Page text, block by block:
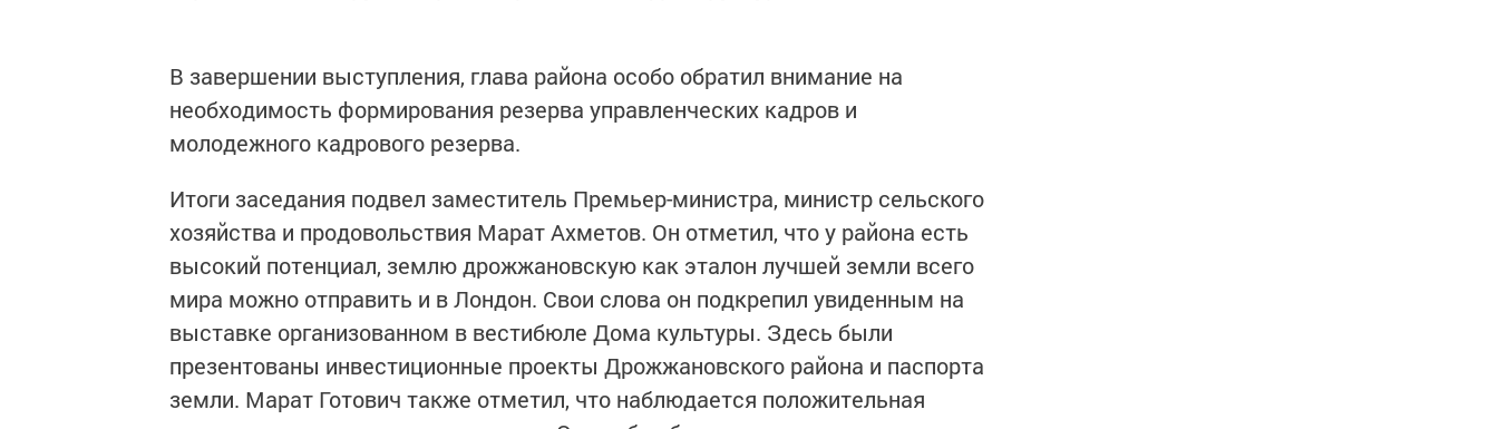
В завершении выступления, глава района особо обратил внимание на
необходимость формирования резерва управленческих кадров и
молодежного кадрового резерва.
Итоги заседания подвел заместитель Премьер-министра, министр сельского
хозяйства и продовольствия Марат Ахметов. Он отметил, что у района есть
высокий потенциал, землю дрожжановскую как эталон лучшей земли всего
мира можно отправить и в Лондон. Свои слова он подкрепил увиденным на
выставке организованном в вестибюле Дома культуры. Здесь были
презентованы инвестиционные проекты Дрожжановского района и паспорта
земли. Марат Готович также отметил, что наблюдается положительная